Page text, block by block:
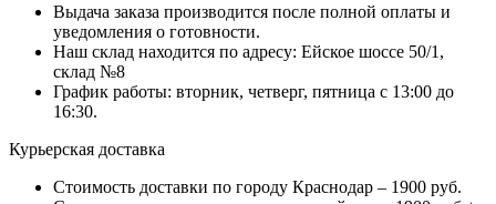
Выдача заказа производится после полной оплаты и
уведомления о готовности.
Наш склад находится по адресу: Ейское шоссе 50/1,
склад №8
График работы: вторник, четверг, пятница с 13:00 до
16:30.
Курьерская доставка
Стоимость доставки по городу Краснодар – 1900 руб.